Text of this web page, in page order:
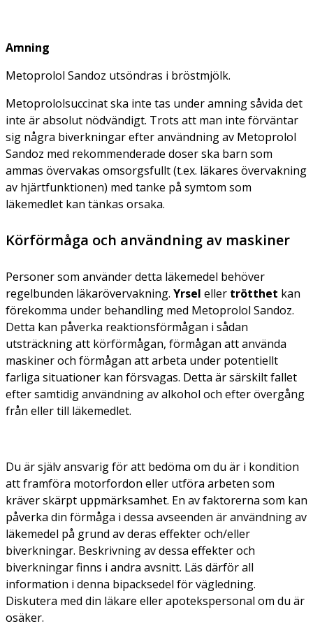
Amning
Metoprolol Sandoz utsöndras i bröstmjölk.
Metoprololsuccinat ska inte tas under amning såvida det
inte är absolut nödvändigt. Trots att man inte förväntar
sig några biverkningar efter användning av Metoprolol
Sandoz med rekommenderade doser ska barn som
ammas övervakas omsorgsfullt (t.ex. läkares övervakning
av hjärtfunktionen) med tanke på symtom som
läkemedlet kan tänkas orsaka.
Körförmåga och användning av maskiner
Personer som använder detta läkemedel behöver
regelbunden läkarövervakning. Yrsel eller trötthet kan
förekomma under behandling med Metoprolol Sandoz.
Detta kan påverka reaktionsförmågan i sådan
utsträckning att körförmågan, förmågan att använda
maskiner och förmågan att arbeta under potentiellt
farliga situationer kan försvagas. Detta är särskilt fallet
efter samtidig användning av alkohol och efter övergång
från eller till läkemedlet.
Du är själv ansvarig för att bedöma om du är i kondition
att framföra motorfordon eller utföra arbeten som
kräver skärpt uppmärksamhet. En av faktorerna som kan
påverka din förmåga i dessa avseenden är användning av
läkemedel på grund av deras effekter och/eller
biverkningar. Beskrivning av dessa effekter och
biverkningar finns i andra avsnitt. Läs därför all
information i denna bipacksedel för vägledning.
Diskutera med din läkare eller apotekspersonal om du är
osäker.